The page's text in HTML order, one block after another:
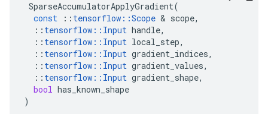
SparseAccumulatorApplyGradient(
const
:: tensorflow ::Scope & scope,
:: tensorflow :: Input handle,
:: tensorflow :: Input local_step,
:: tensorflow :: Input gradient_indices,
:: tensorflow :: Input gradient_values,
:: tensorflow :: Input gradient_shape,
bool has_known_shape
)